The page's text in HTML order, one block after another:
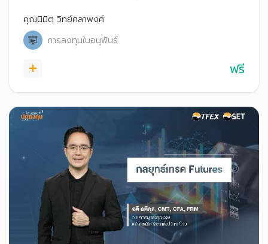
คุณนิมิต วิทย์ศลาพงศ์
การลงทุนในอนุพันธ์
ฟรี